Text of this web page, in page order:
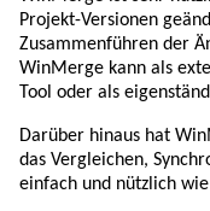
Projekt-Versionen
Zusammenführen der
WinMerge kann als
Tool oder als
Darüber hinaus hat
das Vergleichen,
einfach und nützlich